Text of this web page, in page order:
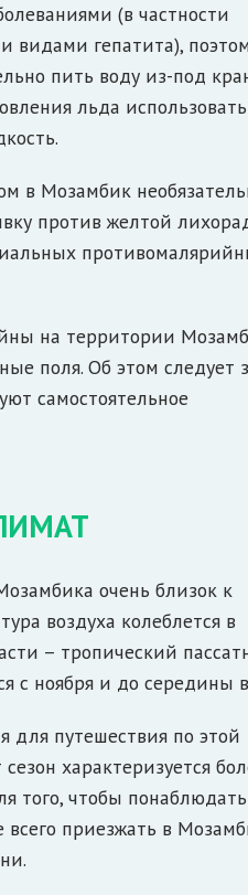
(в частности
видами гепатита),
пить воду из-под
льда использовать
в Мозамбик
против желтой
на территории
поля. Об этом следует
самостоятельное
очень близок к
воздуха колеблется в
– тропический
с ноября и до середины
для путешествия по этой
характеризуется
того, чтобы
приезжать в